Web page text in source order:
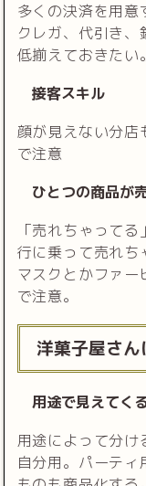
多くの決済を用意
クレガ、代引き
低揃えておきたい。
接客スキル
顔が見えない分店
で注意
ひとつの商品が
「売れちゃって
行に乗って売れち
マスクとかファ
で注意。
洋菓子屋さ
用途で見えてく
用途によって分け
自分用。パーテ